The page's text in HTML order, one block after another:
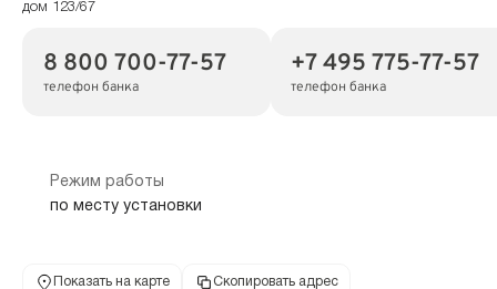
дом 123/67
8 800 700-77-57
телефон банка
+7 495 775-77-57
телефон банка
Режим работы
по месту установки
Показать на карте Скопировать адрес